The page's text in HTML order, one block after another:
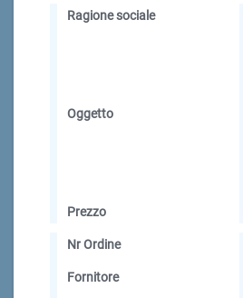
Ragione sociale
Oggetto
Prezzo
Nr Ordine
Fornitore